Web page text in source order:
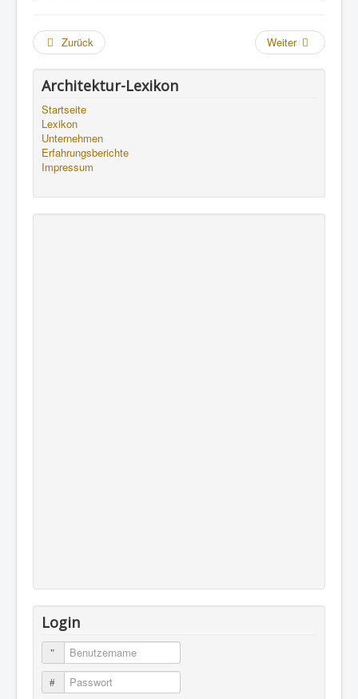
Zurück Weiter
Architektur-Lexikon
Startseite
Lexikon
Unternehmen
Erfahrungsberichte
Impressum
Login
Benutzername
Passwort